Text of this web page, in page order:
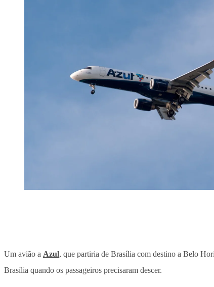
Um avião a Azul, que partiria de Brasília com destino a Belo
Brasília quando os passageiros precisaram descer.